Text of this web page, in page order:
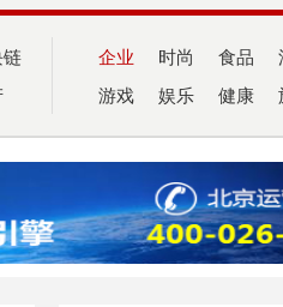
企业 时尚 食品
游戏 娱乐 健康